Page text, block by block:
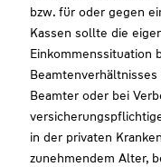
bzw. für oder gegen
Kassen sollte die
Einkommenssituation
Beamter oder bei
in der privaten
zunehmendem Alter,